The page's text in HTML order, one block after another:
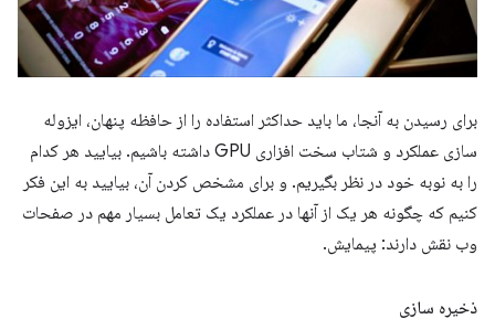
برای رسیدن به آنجا، ما باید حداکثر استفاده را از حافظه پنهان، ایزوله
سازی عملکرد و شتاب سخت افزاری GPU داشته باشیم. بیایید هر کدام
را به نوبه خود در نظر بگیریم. و برای مشخص کردن آن، بیایید به این فکر
کنیم که چگونه هر یک از آنها در عملکرد یک تعامل بسیار مهم در صفحات
وب نقش دارند: پیمایش.
ذخیره سازی